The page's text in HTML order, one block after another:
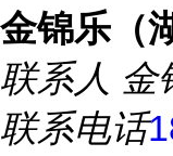
金锦乐（
联系人 金
联系电话